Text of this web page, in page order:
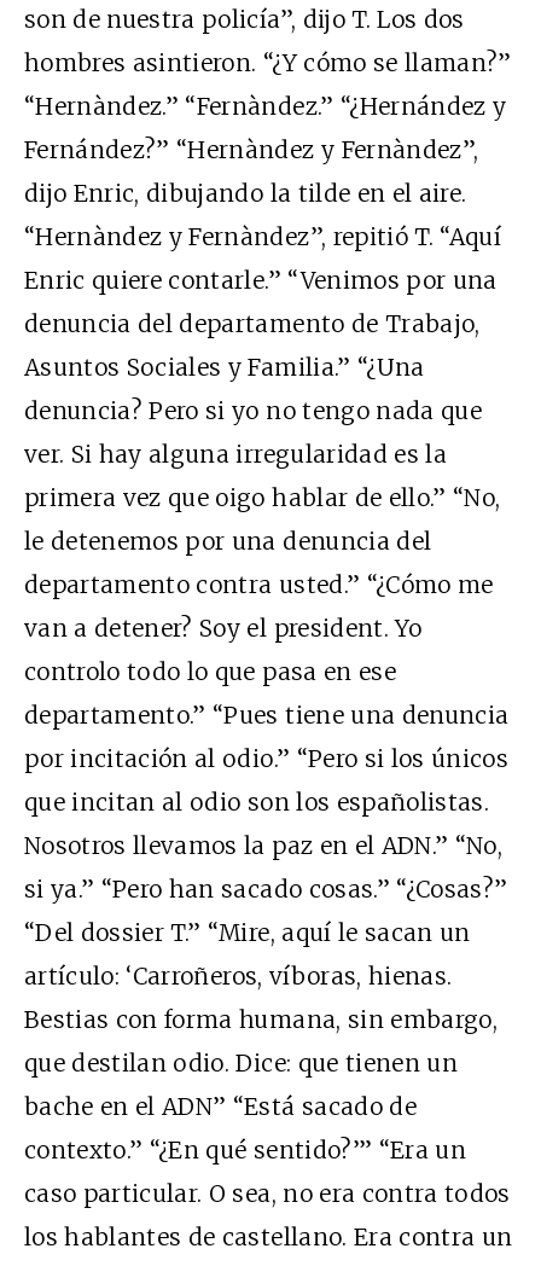
son de nuestra policía”, dijo T. Los dos
hombres asintieron. “¿Y cómo se llaman?”
“Hernàndez.” “Fernàndez.” “¿Hernández y
Fernández?” “Hernàndez y Fernàndez”,
dijo Enric, dibujando la tilde en el aire.
“Hernàndez y Fernàndez”, repitió T. “Aquí
Enric quiere contarle.” “Venimos por una
denuncia del departamento de Trabajo,
Asuntos Sociales y Familia.” “¿Una
denuncia? Pero si yo no tengo nada que
ver. Si hay alguna irregularidad es la
primera vez que oigo hablar de ello.” “No,
le detenemos por una denuncia del
departamento contra usted.” “¿Cómo me
van a detener? Soy el president. Yo
controlo todo lo que pasa en ese
departamento.” “Pues tiene una denuncia
por incitación al odio.” “Pero si los únicos
que incitan al odio son los españolistas.
Nosotros llevamos la paz en el ADN.” “No,
si ya.” “Pero han sacado cosas.” “¿Cosas?”
“Del dossier T.” “Mire, aquí le sacan un
artículo: ‘Carroñeros, víboras, hienas.
Bestias con forma humana, sin embargo,
que destilan odio. Dice: que tienen un
bache en el ADN” “Está sacado de
contexto.” “¿En qué sentido?’” “Era un
caso particular. O sea, no era contra todos
los hablantes de castellano. Era contra un